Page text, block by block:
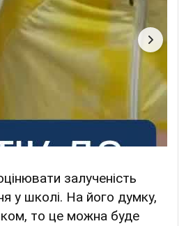
залученість
у школі. На його думку,
то це можна буде